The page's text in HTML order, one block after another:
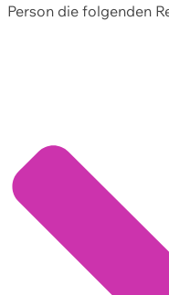
Person die folgenden